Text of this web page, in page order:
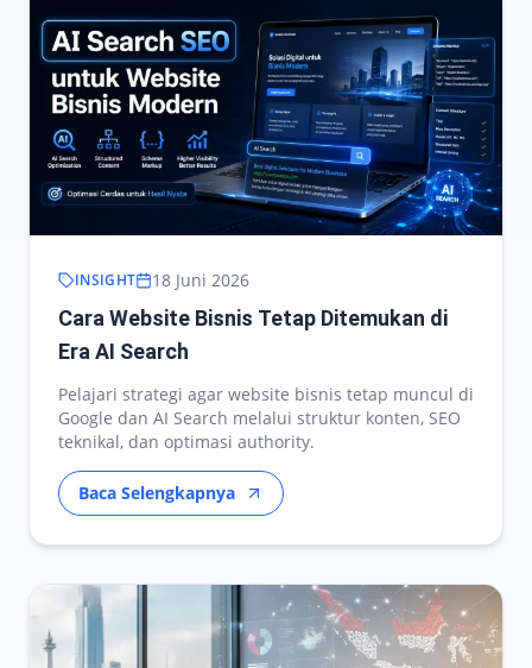
INSIGHT 18 Juni 2026
Cara Website Bisnis Tetap Ditemukan di
Era AI Search
Pelajari strategi agar website bisnis tetap muncul di
Google dan AI Search melalui struktur konten, SEO
teknikal, dan optimasi authority.
Baca Selengkapnya